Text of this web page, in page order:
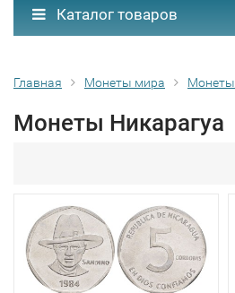
Каталог товаров
Главная Монеты мира
Монеты Никарагуа